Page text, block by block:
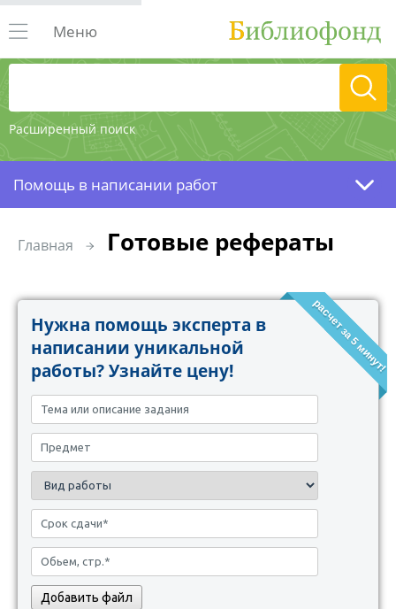
Расширенный поиск
Меню
Помощь в написании работ
Главная Готовые рефераты
расчет за 5 минут!
Нужна помощь эксперта в
написании уникальной
работы? Узнайте цену!
Добавить файл